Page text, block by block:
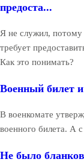
предоста...
Я не служил, потому
требует
Как это понимать?
Военный билет и
В военкомате
военного билета. А
Не было